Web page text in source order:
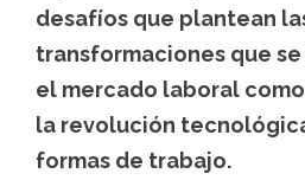
desafíos que plantean
transformaciones que
el mercado laboral
la revolución
formas de trabajo.